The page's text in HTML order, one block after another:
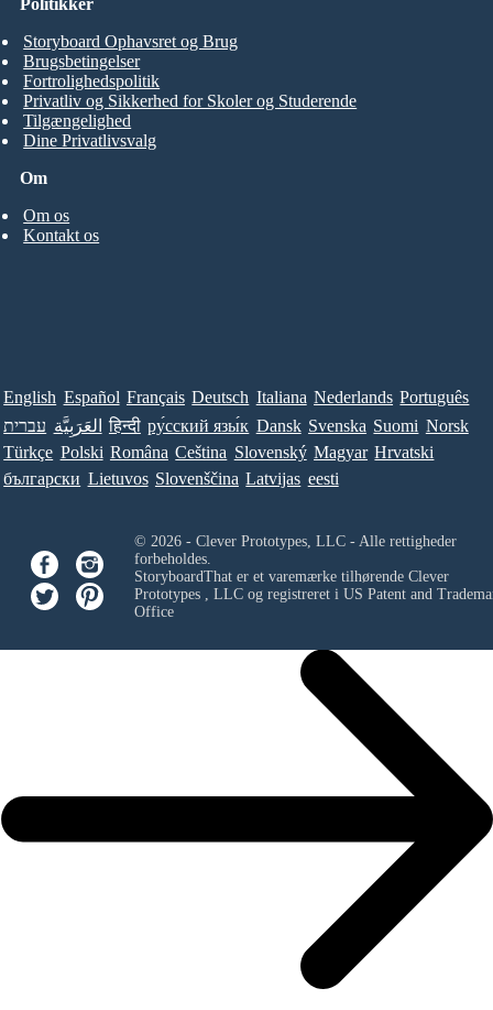
Om
Om os
Kontakt os
Politikker
Storyboard Ophavsret og Brug
Brugsbetingelser
Fortrolighedspolitik
Privatliv og Sikkerhed for Skoler og Studerende
Tilgængelighed
Dine Privatlivsvalg
English Español Français Deutsch Italiana Nederlands Português
עברית العَرَبِيَّة हिन्दी ру́сский язы́к Dansk Svenska Suomi Norsk
Türkçe Polski Româna Ceština Slovenský Magyar Hrvatski
български Lietuvos Slovenščina Latvijas eesti
© 2026 - Clever Prototypes, LLC - Alle rettigheder
forbeholdes.
StoryboardThat er et varemærke tilhørende Clever
Prototypes , LLCog registreret i US Patent and
Office